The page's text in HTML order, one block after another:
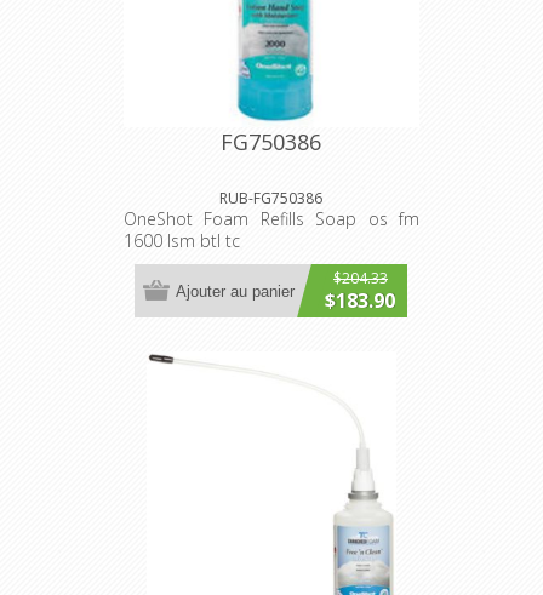
FG750386
RUB-FG750386
OneShot Foam Refills Soap os fm
1600 lsm btl tc
$204.33
$183.90
Ajouter au panier